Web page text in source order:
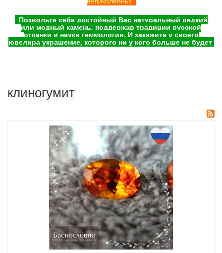
Позвольте себе достойный Вас натуральный редкий
или модный камень, поддержав традиции русской
огранки и науки геммологии. И закажите у своего
ювелира украшение, которого ни у кого больше не будет
клиногумит